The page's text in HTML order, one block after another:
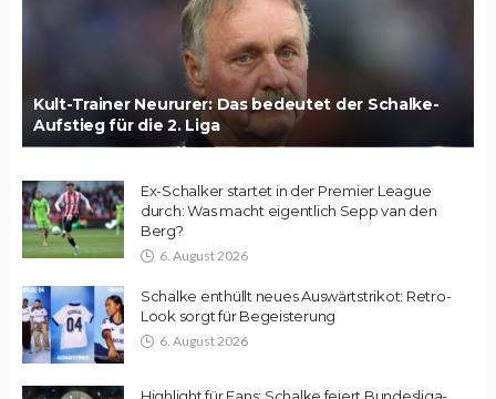
Kult-Trainer Neururer: Das bedeutet der Schalke-
Aufstieg für die 2. Liga
Ex-Schalker startet in der Premier League
durch: Was macht eigentlich Sepp van den
Berg?
6. August 2026
Schalke enthüllt neues Auswärtstrikot: Retro-
Look sorgt für Begeisterung
6. August 2026
Highlight für Fans: Schalke feiert Bundesliga-